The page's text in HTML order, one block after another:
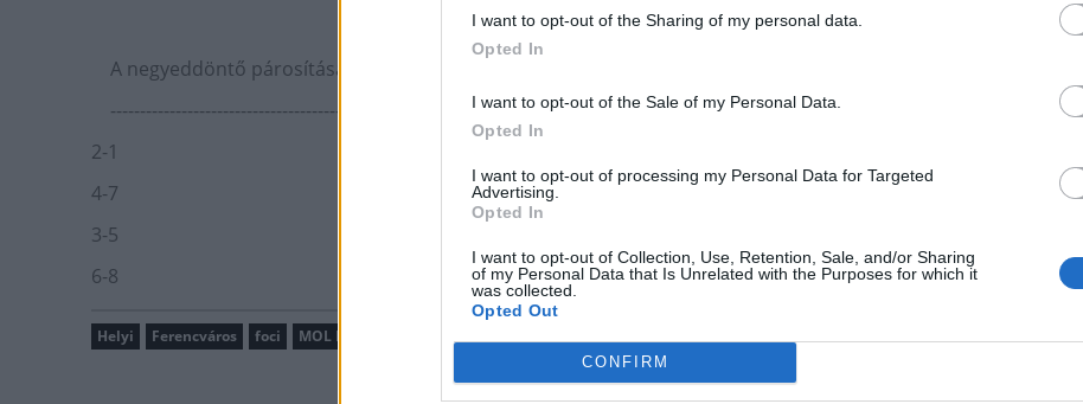
I want to opt-out of the Sharing of my personal data.
Opted In
I want to opt-out of the Sale of my Personal Data.
Opted In
I want to opt-out of processing my Personal Data for Targeted
Advertising.
Opted In
I want to opt-out of Collection, Use, Retention, Sale, and/or Sharing
of my Personal Data that Is Unrelated with the Purposes for which it
was collected.
Opted Out
CONFIRM
A negyeddöntő párosítása a nyolcaddöntők sorszáma szerint (március 9-10.):
---------------------------------------------------------------------------
2-1
4-7
3-5
6-8
Helyi Ferencváros foci MOL Fehérvár FC